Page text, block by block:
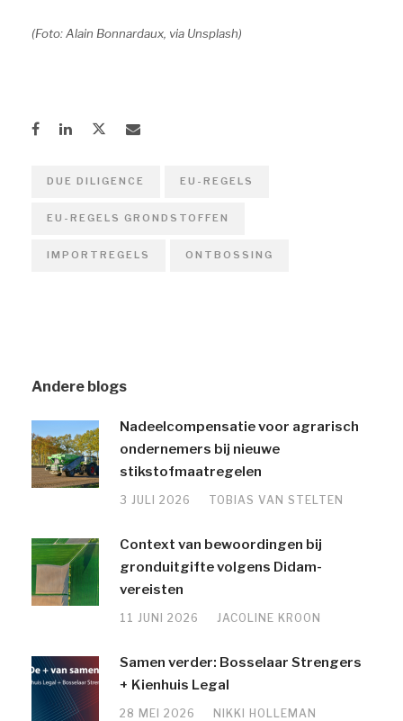
(Foto: Alain Bonnardaux, via Unsplash)
DUE DILIGENCE EU-REGELS
EU-REGELS GRONDSTOFFEN
IMPORTREGELS ONTBOSSING
Andere blogs
Nadeelcompensatie voor agrarisch
ondernemers bij nieuwe
stikstofmaatregelen
3 JULI 2026 TOBIAS VAN STELTEN
Context van bewoordingen bij
gronduitgifte volgens Didam-
vereisten
11 JUNI 2026 JACOLINE KROON
Samen verder: Bosselaar Strengers
+ Kienhuis Legal
28 MEI 2026 NIKKI HOLLEMAN